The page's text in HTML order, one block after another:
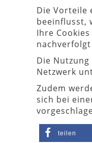
Die Vorteile
beeinflusst,
Ihre
Die
Netzwerk
Zudem
sich bei
teilen